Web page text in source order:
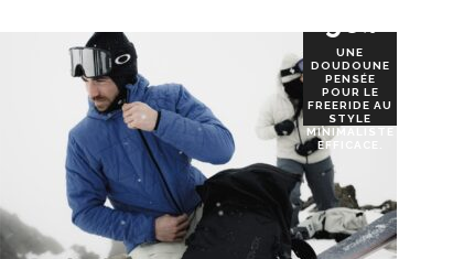
90%
UNE
DOUDOUNE
PENSÉE
POUR LE
FREERIDE AU
STYLE
MINIMALISTE
EFFICACE.